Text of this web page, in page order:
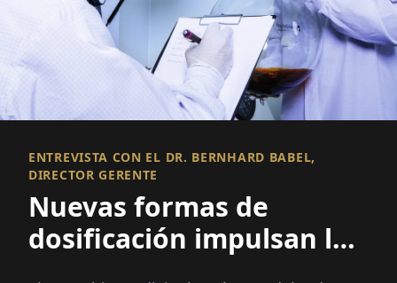
ENTREVISTA CON EL DR. BERNHARD BABEL,
DIRECTOR GERENTE
Nuevas formas de
dosificación impulsan la